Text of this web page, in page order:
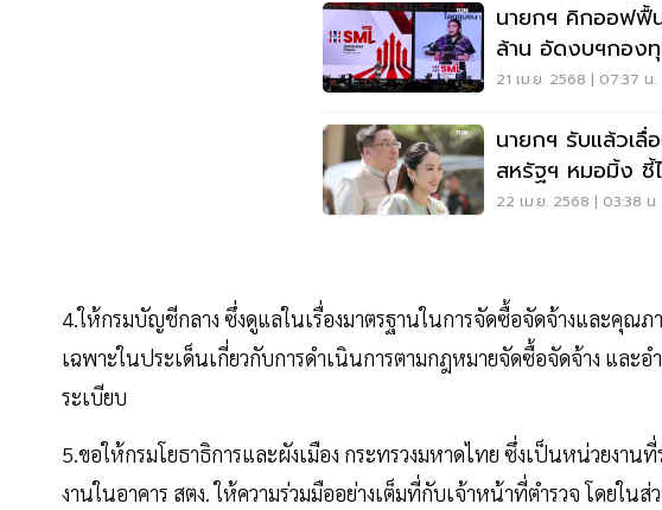
นายกฯ คิกออฟฟื้
ล้าน อัดงบฯกอง
แสนบาท
21 เม.ย. 2568 | 07:37 น.
นายกฯ รับแล้วเลื่
สหรัฐฯ หมอมิ้ง ชี้
22 เม.ย. 2568 | 03:38 น.
4.ให้กรมบัญชีกลาง ซึ่งดูแลในเรื่องมาตรฐานในการจัดซื้อจัดจ้างและคุณภ
เฉพาะในประเด็นเกี่ยวกับการดำเนินการตามกฎหมายจัดซื้อจัดจ้าง แล
ระเบียบ
5.ขอให้กรมโยธาธิการและผังเมือง กระทรวงมหาดไทย ซึ่งเป็นหน่วยงาน
งานในอาคาร สตง. ให้ความร่วมมืออย่างเต็มที่กับเจ้าหน้าที่ตำรวจ โดยใน